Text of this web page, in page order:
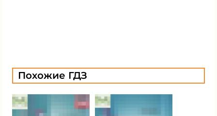
Похожие ГДЗ